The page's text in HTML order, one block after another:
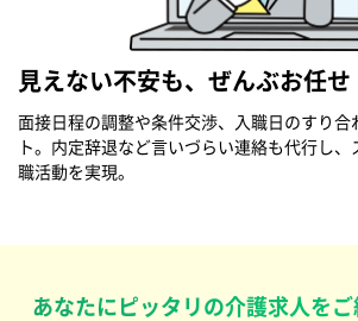
見えない不安も、ぜんぶお任せ
面接日程の調整や条件交渉、入職日のすり合
ト。内定辞退など言いづらい連絡も代行し
職活動を実現。
あなたにピッタリの介護求人をご